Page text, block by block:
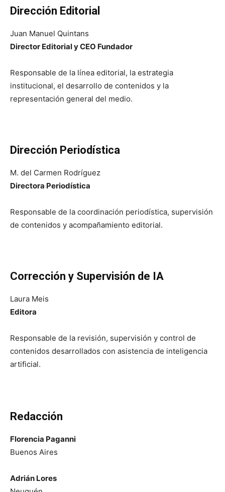
Dirección Editorial
Juan Manuel Quintans
Director Editorial y CEO Fundador
Responsable de la línea editorial, la estrategia
institucional, el desarrollo de contenidos y la
representación general del medio.
Dirección Periodística
M. del Carmen Rodríguez
Directora Periodística
Responsable de la coordinación periodística, supervisión
de contenidos y acompañamiento editorial.
Corrección y Supervisión de IA
Laura Meis
Editora
Responsable de la revisión, supervisión y control de
contenidos desarrollados con asistencia de inteligencia
artificial.
Redacción
Florencia Paganni
Buenos Aires
Adrián Lores